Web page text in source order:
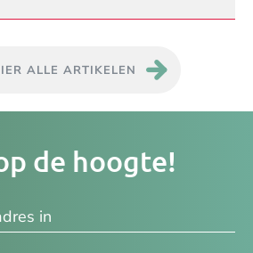
ALLE ARTIKELEN
de hoogte!